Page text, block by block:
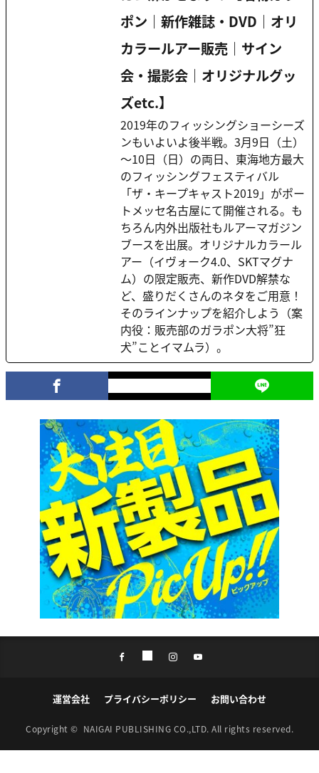
ポン｜新作雑誌・DVD｜オリ
カラールアー販売｜サイン
会・撮影会｜オリジナルグッ
ズetc.】
2019年のフィッシングショーシーズ
ンもいよいよ後半戦。3月9日（土）
～10日（日）の両日、東海地方最大
のフィッシングフェスティバル
「ザ・キープキャスト2019」がポー
トメッセ名古屋にて開催される。も
ちろん内外出版社もルアーマガジン
ブースを出展。オリジナルカラール
アー（イヴォーク4.0、SKTマグナ
ム）の限定販売、新作DVD解禁な
ど、盛りだくさんのネタをご用意！
そのラインナップを紹介しよう（案
内役：販売部のガラポン大将”狂
犬”ことイマムラ）。
運営会社 プライバシーポリシー お問い合わせ
Copyright © NAIGAI PUBLISHING CO.,LTD. All rights reserved.